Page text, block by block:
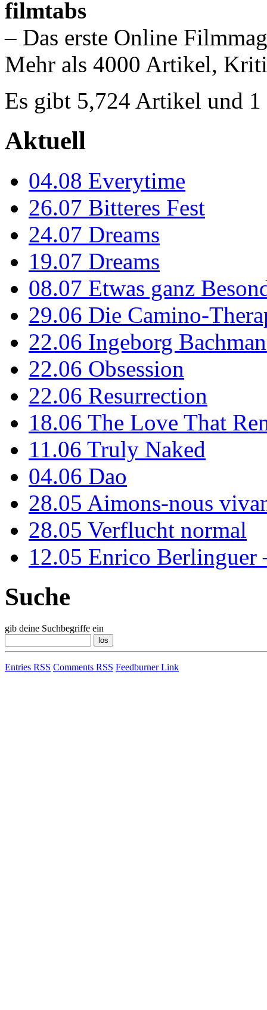
filmtabs
– Das erste Online
Mehr als 4000 Artikel,
Es gibt 5,724 Artikel und 1
Aktuell
04.08 Everytime
26.07 Bitteres Fest
24.07 Dreams
19.07 Dreams
08.07 Etwas ganz
29.06 Die Camino-
22.06 Ingeborg
22.06 Obsession
22.06 Resurrection
18.06 The Love That
11.06 Truly Naked
04.06 Dao
28.05 Aimons-nous
28.05 Verflucht normal
12.05 Enrico Berlinguer
Suche
gib deine Suchbegriffe ein
Entries RSS Comments RSS Feedburner Link